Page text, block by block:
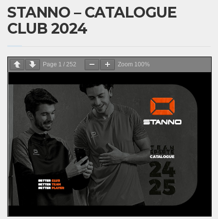
STANNO – CATALOGUE
CLUB 2024
Page 1 / 252 Zoom 100%